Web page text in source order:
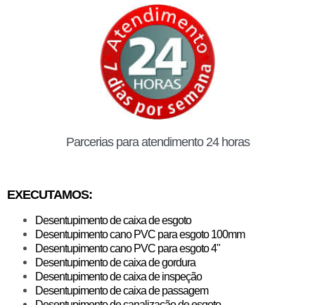
Parcerias para atendimento 24 horas
EXECUTAMOS:
Desentupimento de caixa de esgoto
Desentupimento cano PVC para esgoto 100mm
Desentupimento cano PVC para esgoto 4"
Desentupimento de caixa de gordura
​Desentupimento de caixa de inspeção
Desentupimento de caixa de passagem